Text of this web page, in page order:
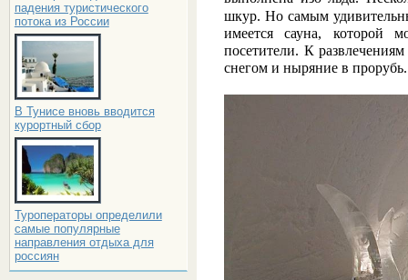
падения туристического
потока из России
В Тунисе вновь вводится
курортный сбор
Туроператоры определили
самые популярные
направления отдыха для
россиян
шкур. Но самым
имеется сауна, которой
посетители. К
снегом и ныряние в